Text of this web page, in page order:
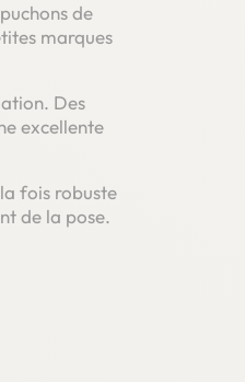
de
marques
Des
excellente
fois robuste
de la pose.